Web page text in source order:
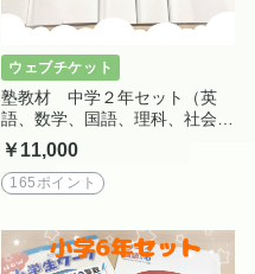
ウェブチケット
塾教材 中学２年セット（英
語、数学、国語、理科、社会）
教科書ワーク
￥11,000
165ポイント